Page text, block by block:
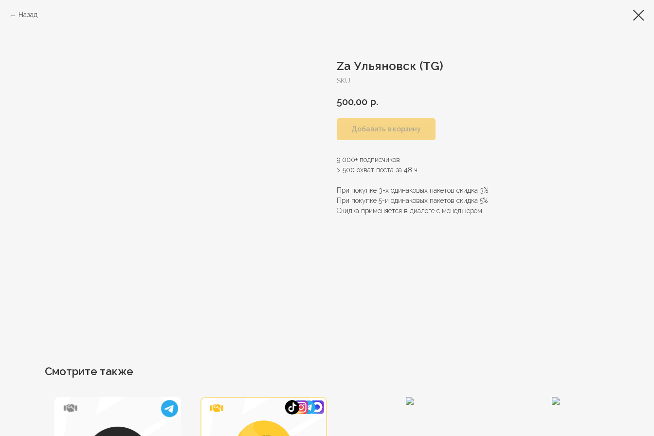
Назад
Za Ульяновск (TG)
SKU:
500,00 р.
Добавить в корзину
9 000+ подписчиков
> 500 охват поста за 48 ч
При покупке 3-х одинаковых пакетов скидка 3%
При покупке 5-и одинаковых пакетов скидка 5%
Скидка применяется в диалоге с менеджером
Смотрите также